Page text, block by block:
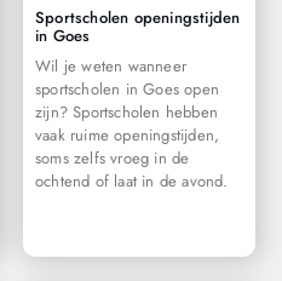
Sportscholen openingstijden
in Goes
Wil je weten wanneer
sportscholen in Goes open
zijn? Sportscholen hebben
vaak ruime openingstijden,
soms zelfs vroeg in de
ochtend of laat in de avond.